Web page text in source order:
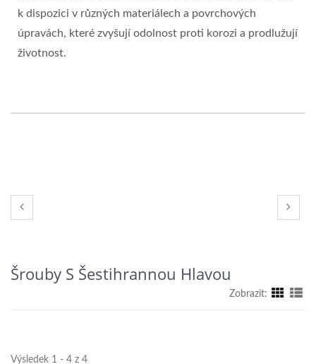
k dispozici v různých materiálech a povrchových
úpravách, které zvyšují odolnost proti korozi a prodlužují
životnost.
Šrouby S Šestihrannou Hlavou
Zobrazit:
Výsledek 1 - 4 z 4